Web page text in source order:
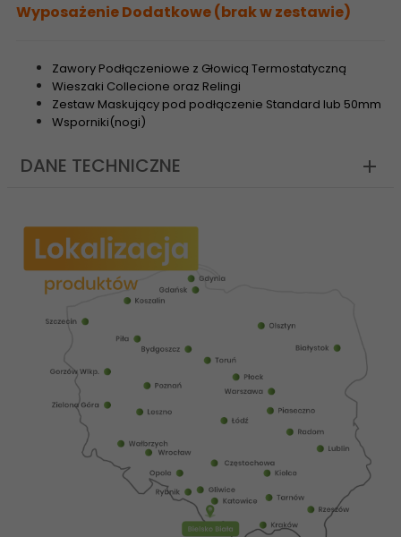
Wyposażenie Dodatkowe (brak w zestawie)
Zawory Podłączeniowe z Głowicą Termostatyczną
Wieszaki Collecione oraz Relingi
Zestaw Maskujący pod podłączenie Standard lub 50mm
Wsporniki(nogi)
DANE TECHNICZNE